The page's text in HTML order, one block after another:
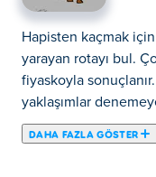
Hapisten kaçmak
yarayan rotayı bul.
fiyaskoyla sonuçlanır.
yaklaşımlar
DAHA FAZLA GÖSTER